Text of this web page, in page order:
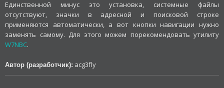
Единственной минус это установка, системные файлы
отсутствуют, значки в адресной и поисковой строке
применяются автоматически, а вот кнопки навигации нужно
заменять самому. Для этого можем порекомендовать утилиту
W7NBC.
Автор (разработчик): acg3fly